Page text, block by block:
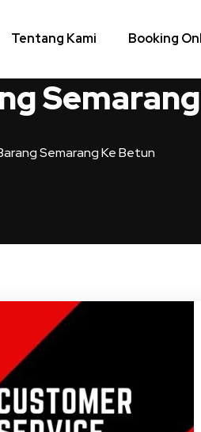
Tentang Kami Booking
Semarang Ke Betun